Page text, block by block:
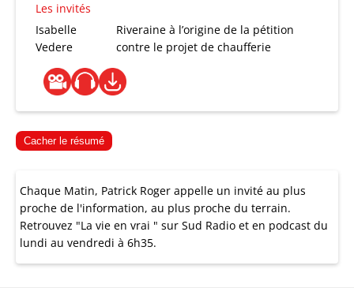
Les invités
Isabelle
Vedere
Riveraine à l’origine de la pétition
contre le projet de chaufferie
Cacher le résumé
Chaque Matin, Patrick Roger appelle un invité au plus
proche de l'information, au plus proche du terrain.
Retrouvez "La vie en vrai " sur Sud Radio et en podcast du
lundi au vendredi à 6h35.